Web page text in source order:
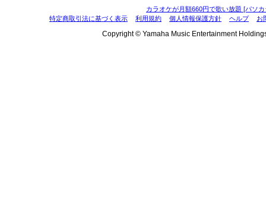
カラオケが月額660円で歌い放題 [パソ
特定商取引法に基づく表示
利用規約 個人情報保護方針 ヘルプ お
Copyright © Yamaha Music Entertainment